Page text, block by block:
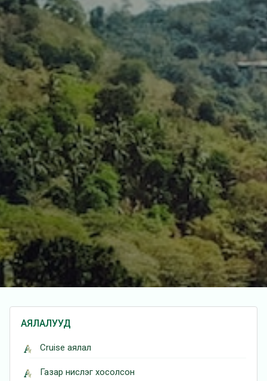
АЯЛАЛУУД
Cruise аялал
Газар нислэг хосолсон